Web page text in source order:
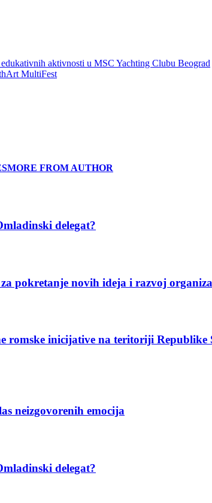
aktivnosti u MSC Yachting Clubu Beograd
MultiFest
MORE FROM AUTHOR
delegat?
pokretanje novih ideja i razvoj
romske inicijative na teritoriji Republike
neizgovorenih emocija
delegat?